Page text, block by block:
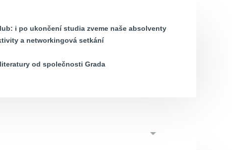
i po ukončení studia zveme naše absolventy
a networkingová setkání
od společnosti Grada